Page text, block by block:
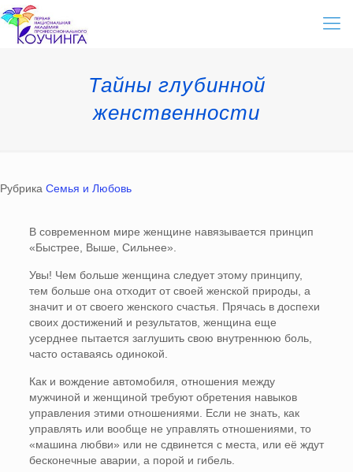
Тайны глубинной
женственности
Рубрика Семья и Любовь
В современном мире женщине навязывается принцип
«Быстрее, Выше, Сильнее».
Увы! Чем больше женщина следует этому принципу,
тем больше она отходит от своей женской природы, а
значит и от своего женского счастья. Прячась в доспехи
своих достижений и результатов, женщина еще
усерднее пытается заглушить свою внутреннюю боль,
часто оставаясь одинокой.
Как и вождение автомобиля, отношения между
мужчиной и женщиной требуют обретения навыков
управления этими отношениями. Если не знать, как
управлять или вообще не управлять отношениями, то
«машина любви» или не сдвинется с места, или её ждут
бесконечные аварии, а порой и гибель.